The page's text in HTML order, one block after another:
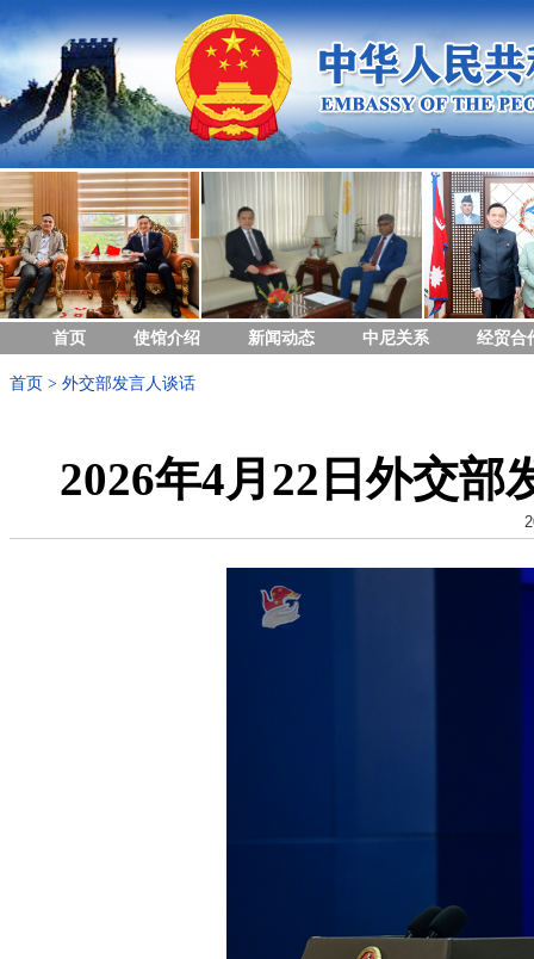
首页 使馆介绍 新闻动态 中尼关系 经贸合
首页 > 外交部发言人谈话
2026年4月22日外交